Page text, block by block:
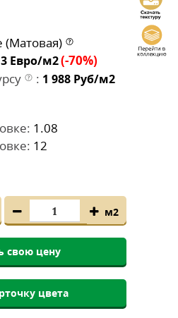
(Матовая)
Евро/м2(-70%)
: 1 988 Руб/м2
1.08
12
м2
свою цену
цвета